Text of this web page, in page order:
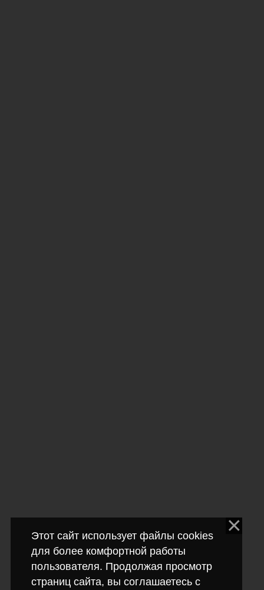
Этот сайт использует файлы cookies
для более комфортной работы
пользователя. Продолжая просмотр
страниц сайта, вы соглашаетесь с